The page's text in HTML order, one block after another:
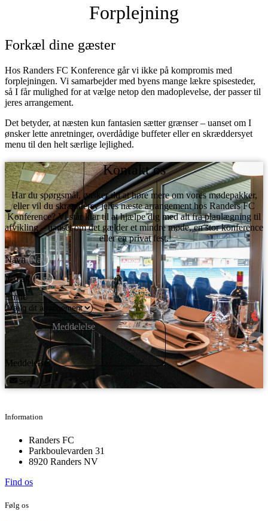
Forplejning
Forkæl dine gæster
Hos Randers FC Konference går vi ikke på kompromis med
forplejningen. Vi samarbejder med byens mange lækre spisesteder,
så I får mulighed for at vælge netop den madoplevelse, der passer til
jeres arrangement.
Det betyder, at næsten kun fantasien sætter grænser – uanset om I
ønsker lette anretninger, overdådige buffeter eller en skræddersyet
menu til den helt særlige lejlighed.
Kontakt os
Har du spørgsmål, ønsker du at høre mere om vores mødepakker,
eller vil du skræddersy jeres næste arrangement hos Randers FC
Konference? Vi står klar til at hjælpe dig med alt fra planlægning til
afvikling – uanset om det gælder et mindre møde, en stor konference
eller en privat fest.
Navn
E-mail
Emne
Meddelelse
Send
Information
Randers FC
Parkboulevarden 31
8920 Randers NV
Find os
Følg os